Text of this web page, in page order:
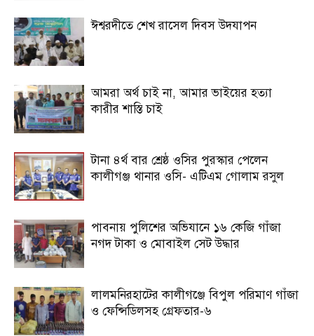
ঈশ্বরদীতে শেখ রাসেল দিবস উদযাপন
আমরা অর্থ চাই না, আমার ভাইয়ের হত্যা
কারীর শাস্তি চাই
টানা ৪র্থ বার শ্রেষ্ঠ ওসির পুরস্কার পেলেন
কালীগঞ্জ থানার ওসি- এটিএম গোলাম রসুল
পাবনায় পুলিশের অভিযানে ১৬ কেজি গাঁজা
নগদ টাকা ও মোবাইল সেট উদ্ধার
লালমনিরহাটের কালীগঞ্জে বিপুল পরিমাণ গাঁজা
ও ফেন্সিডিলসহ গ্রেফতার-৬